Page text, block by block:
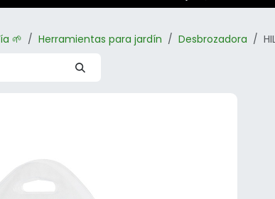
🌱 Herramientas para jardín Desbrozadora